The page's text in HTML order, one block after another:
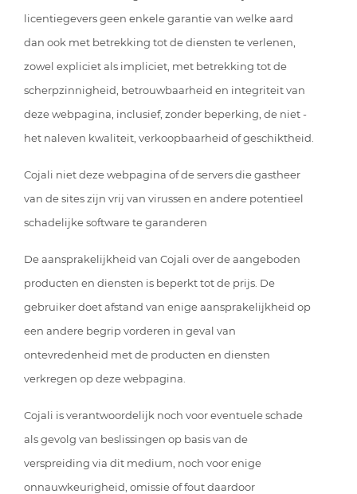
licentiegevers geen enkele garantie van welke aard
dan ook met betrekking tot de diensten te verlenen,
zowel expliciet als impliciet, met betrekking tot de
scherpzinnigheid, betrouwbaarheid en integriteit van
deze webpagina, inclusief, zonder beperking, de niet -
het naleven kwaliteit, verkoopbaarheid of geschiktheid.
Cojali niet deze webpagina of de servers die gastheer
van de sites zijn vrij van virussen en andere potentieel
schadelijke software te garanderen
De aansprakelijkheid van Cojali over de aangeboden
producten en diensten is beperkt tot de prijs. De
gebruiker doet afstand van enige aansprakelijkheid op
een andere begrip vorderen in geval van
ontevredenheid met de producten en diensten
verkregen op deze webpagina.
Cojali is verantwoordelijk noch voor eventuele schade
als gevolg van beslissingen op basis van de
verspreiding via dit medium, noch voor enige
onnauwkeurigheid, omissie of fout daardoor